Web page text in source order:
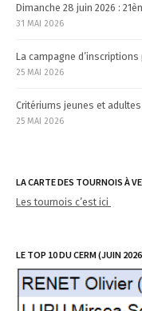
Dimanche 28 juin 2026 :
31 MAI 2026
La campagne
25 MAI 2026
Critériums jeunes et
25 MAI 2026
LA CARTE DES TOURNOIS À
Les tournois c’est ici
LE TOP 10 DU CERM (JUIN